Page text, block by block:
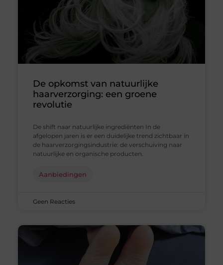
De opkomst van natuurlijke
haarverzorging: een groene
revolutie
De shift naar natuurlijke ingrediënten In de
afgelopen jaren is er een duidelijke trend zichtbaar in
de haarverzorgingsindustrie: de verschuiving naar
natuurlijke en organische producten.
Aanbiedingen
Geen Reacties